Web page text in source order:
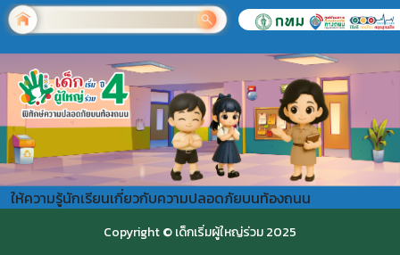
ให้ความรู้นักเรียนเกี่ยวกับความปลอดภัยบนท้องถนน
Copyright © เด็กเริ่มผู้ใหญ่ร่วม 2025